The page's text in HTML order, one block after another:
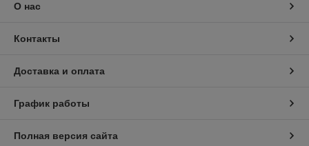
О нас
Контакты
Доставка и оплата
График работы
Полная версия сайта